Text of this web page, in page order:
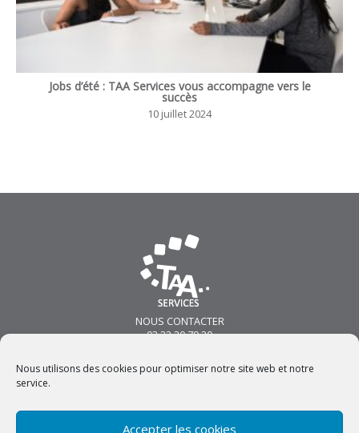
Nous utilisons des cookies pour optimiser notre site web et notre
service.
Accepter les cookies
Jobs d’été : TAA Services vous accompagne vers le
succès
10 juillet 2024
NOUS CONTACTER
03 22 20 79 20
80100 ABBEVILLE
contact@taa-services.com